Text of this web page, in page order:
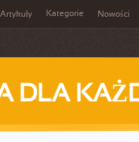
Artykuły Kategorie Nowości
DLA